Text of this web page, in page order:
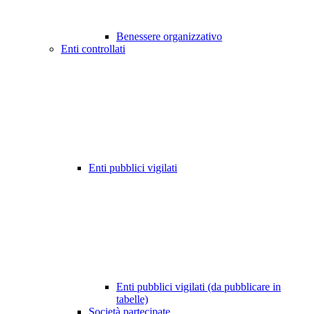
Benessere organizzativo
Enti controllati
Enti pubblici vigilati
Enti pubblici vigilati (da pubblicare in
tabelle)